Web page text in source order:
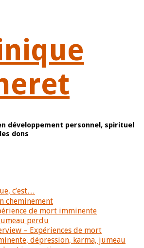
développement personnel, spirituel
dons
c’est…
cheminement
de mort imminente
perdu
– Expériences de mort
dépression, karma, jumeau